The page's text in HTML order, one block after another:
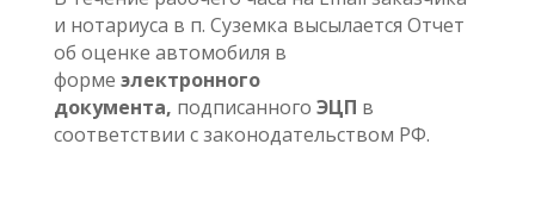
и нотариуса в п. Суземка высылается Отчет
об оценке автомобиля в
форме электронного
документа, подписанного ЭЦП в
соответствии с законодательством РФ.